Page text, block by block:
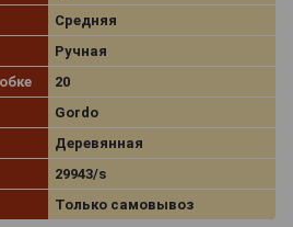
Средняя
Ручная
20
Gordo
Деревянная
29943/s
Только самовывоз